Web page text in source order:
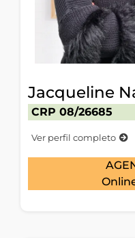
Jacqueline
CRP 08/26685
Ver perfil completo